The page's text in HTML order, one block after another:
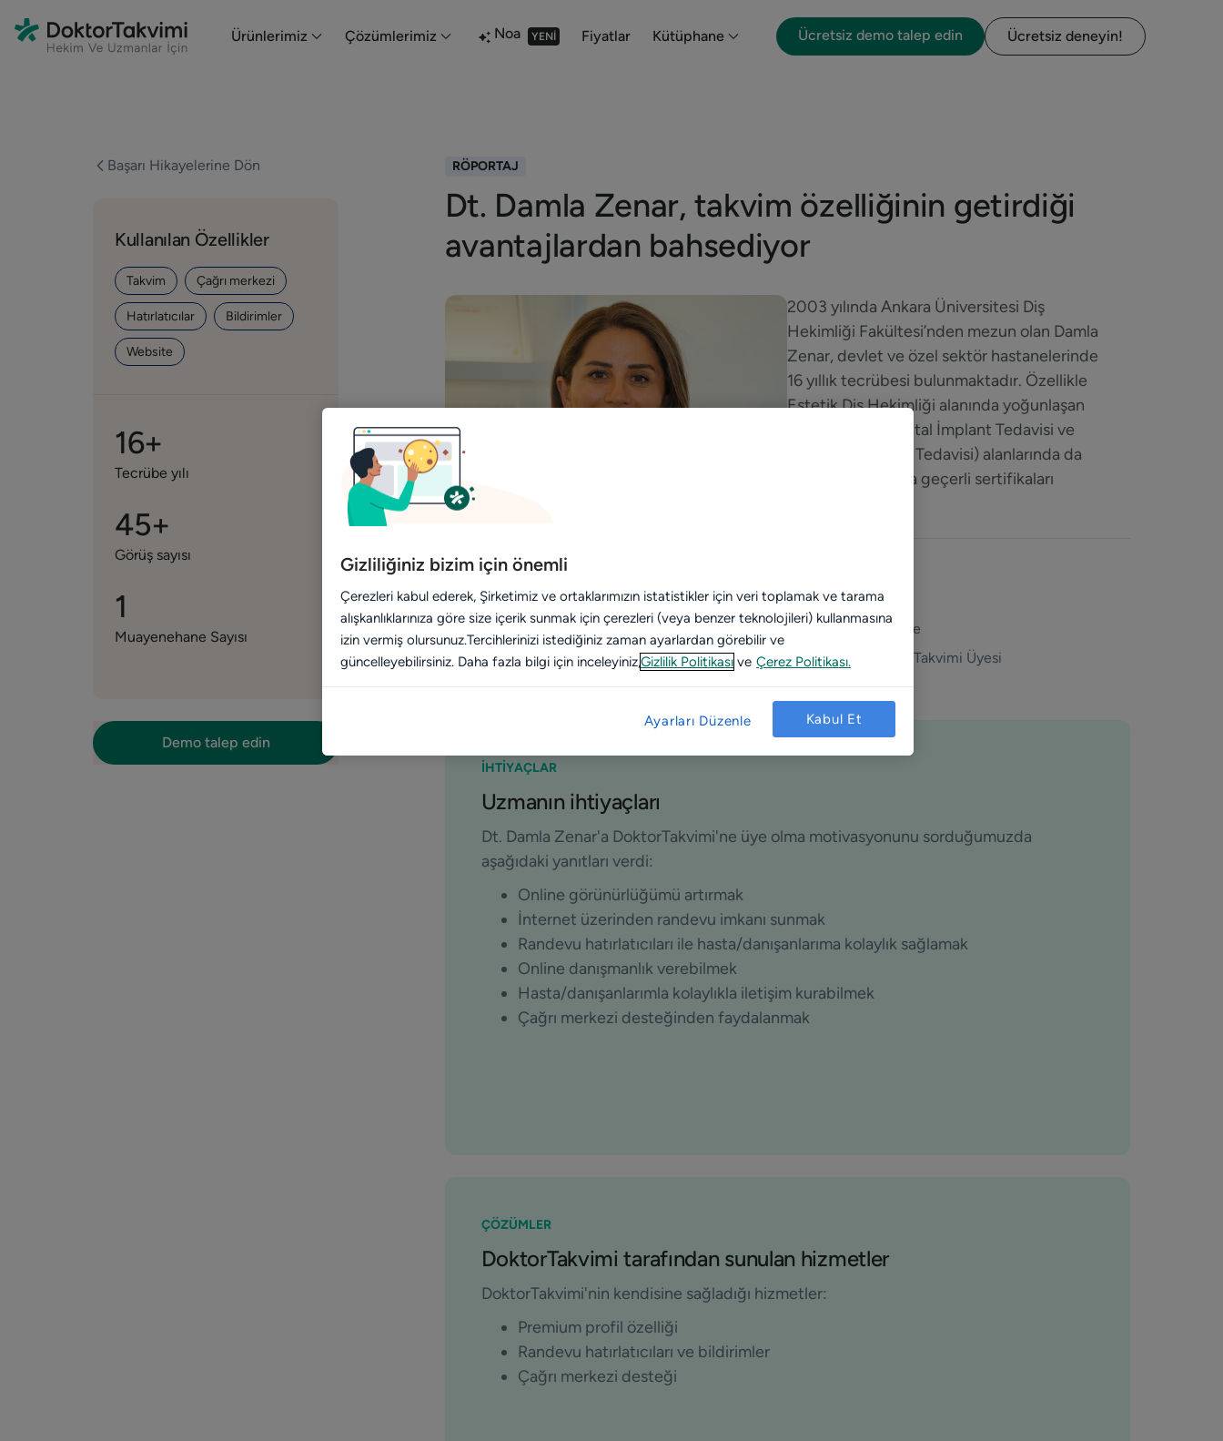
Ürünlerimiz Çözümlerimiz Noa YENI Fiyatlar Kütüphane Ücretsiz demo talep edin Ücretsiz deneyin!
Başarı Hikayelerine Dön
Kullanılan Özellikler
Takvim Çağrı merkezi
Hatırlatıcılar Bildirimler
Website
16+
Tecrübe yılı
45+
Görüş sayısı
1
Muayenehane Sayısı
Demo talep edin
RÖPORTAJ
Dt. Damla Zenar, takvim özelliğinin getirdiği
avantajlardan bahsediyor
2003 yılında Ankara Üniversitesi Diş
Hekimliği Fakültesi’nden mezun olan Damla
Zenar, devlet ve özel sektör hastanelerinde
16 yıllık tecrübesi bulunmaktadır. Özellikle
Estetik Diş Hekimliği alanında yoğunlaşan
Damla Zenar, Dental İmplant Tedavisi ve
Endodonti (Kanal Tedavisi) alanlarında da
uluslararası alanda geçerli sertifikaları
Diş Hekimi
İstanbul, Türkiye
1+ yıldır DoktorTakvimi Üyesi
İHTİYAÇLAR
Uzmanın ihtiyaçları
Dt. Damla Zenar'a DoktorTakvimi'ne üye olma motivasyonunu sorduğumuzda
aşağıdaki yanıtları verdi:
Online görünürlüğümü artırmak
İnternet üzerinden randevu imkanı sunmak
Randevu hatırlatıcıları ile hasta/danışanlarıma kolaylık sağlamak
Online danışmanlık verebilmek
Hasta/danışanlarımla kolaylıkla iletişim kurabilmek
Çağrı merkezi desteğinden faydalanmak
ÇÖZÜMLER
DoktorTakvimi tarafından sunulan hizmetler
DoktorTakvimi'nin kendisine sağladığı hizmetler:
Premium profil özelliği
Randevu hatırlatıcıları ve bildirimler
Çağrı merkezi desteği
Gizliliğiniz bizim için önemli
Çerezleri kabul ederek, Şirketimiz ve ortaklarımızın istatistikler için veri toplamak ve tarama
alışkanlıklarınıza göre size içerik sunmak için çerezleri (veya benzer teknolojileri) kullanmasına
izin vermiş olursunuz.Tercihlerinizi istediğiniz zaman ayarlardan görebilir ve
güncelleyebilirsiniz. Daha fazla bilgi için inceleyiniz,Gizlilik Politikası ve Çerez Politikası.
Ayarları Düzenle Kabul Et